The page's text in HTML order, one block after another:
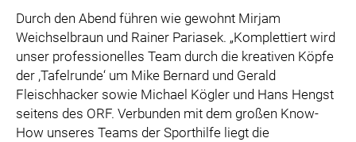
Durch den Abend führen wie gewohnt Mirjam
Weichselbraun und Rainer Pariasek. „Komplettiert wird
unser professionelles Team durch die kreativen Köpfe
der ,Tafelrunde‘ um Mike Bernard und Gerald
Fleischhacker sowie Michael Kögler und Hans Hengst
seitens des ORF. Verbunden mit dem großen Know-
How unseres Teams der Sporthilfe liegt die